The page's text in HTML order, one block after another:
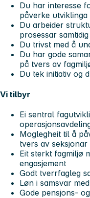
Du har interesse
påverke
Du arbeider
prosessar samtidig
Du trivst med å
Du har gode
på tvers av
Du tek initiativ og
Vi tilbyr
Ei sentral
Moglegheit til å
tvers av seksjonar
Eit sterkt fagmiljø
engasjement
Godt tverrfagleg
Løn i samsvar
Gode pensjons-